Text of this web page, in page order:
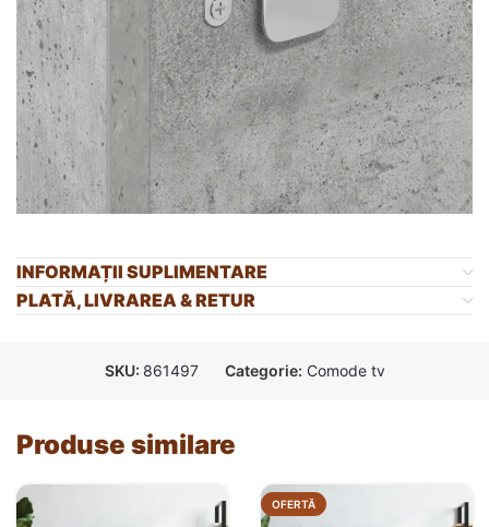
INFORMAȚII SUPLIMENTARE
PLATĂ, LIVRAREA & RETUR
SKU: 861497 Categorie: Comode tv
Produse similare
OFERTĂ